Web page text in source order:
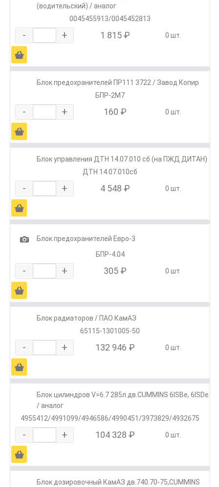
(водительский) / аналог
0045455913/0045452813
- + 1 815 ₽ 0 шт.
Ä
Блок предохранителей ПР111 3722 / Завод Копир
БПР-2М7
- + 160 ₽ 0 шт.
Ä
Блок управления ДТН 14.07.010 сб (на ПЖД ДИТАН)
ДТН 14.07.010сб
- + 4 548 ₽ 0 шт.
Ä
1
Блок предохранителей Евро-3
БПР-4.04
- + 305 ₽ 0 шт.
Ä
Блок радиаторов / ПАО КамАЗ
65115-1301005-50
- + 132 946 ₽ 0 шт.
Ä
Блок цилиндров V=6.7 285л.дв.CUMMINS 6ISBe, 6ISDe
/ аналог
4955412/4991099/4946586/4990451/3973829/4932675
- + 104 328 ₽ 0 шт.
Ä
Блок дозировочный КамАЗ дв.740.70-75,CUMMINS